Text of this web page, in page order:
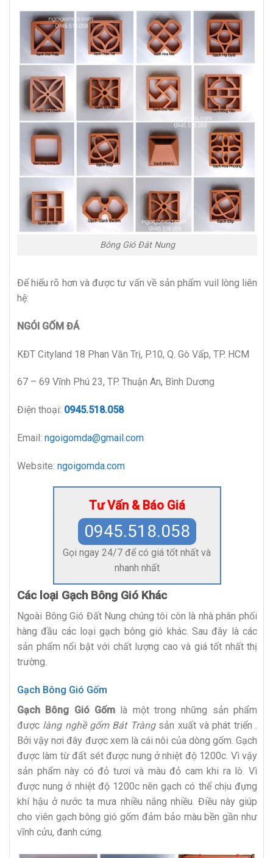
Bông Gió Đát Nung
Để hiểu rõ hơn và được tư vấn về sản phẩm vuil lòng liên
hệ:
NGÓI GỐM ĐÁ
KĐT Cityland 18 Phan Văn Trị, P.10, Q. Gò Vấp, TP. HCM
67 – 69 Vĩnh Phú 23, TP. Thuận An, Bình Dương
Điện thoại: 0945.518.058
Email: ngoigomda@gmail.com
Website: ngoigomda.com
Tư Vấn & Báo Giá
0945.518.058
Gọi ngay 24/7 để có giá tốt nhất và
nhanh nhất
Các loại Gạch Bông Gió Khác
Ngoài Bông Gió Đất Nung chúng tôi còn là nhà phân phối
hàng đầu các loại gạch bông gió khác. Sau đây là các
sản phẩm nổi bật với chất lượng cao và giá tốt nhất thị
trường.
Gạch Bông Gió Gốm
Gạch Bông Gió Gốm là một trong những sản phẩm
được làng nghề gốm Bát Tràngsản xuất và phát triển .
Bởi vậy nơi đây được xem là cái nôi của dòng gốm. Gạch
được làm từ đất sét được nung ở nhiệt độ 1200c. Vì vậy
sản phẩm này có đỏ tươi và màu đỏ cam khi ra lò. Vì
được nung ở nhiệt độ 1200c nên gạch có thể chịu đựng
khí hậu ở nước ta mưa nhiều nắng nhiều. Điều này giúp
cho viên gạch bông gió gốm đảm bảo màu bền gần như
vĩnh cửu, đanh cứng.